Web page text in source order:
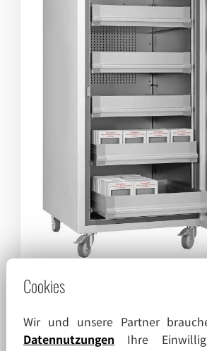
11237,00
Preise zzgl. Mwst.
Cookies
Wir und unsere Partner
Datennutzungen Ihre